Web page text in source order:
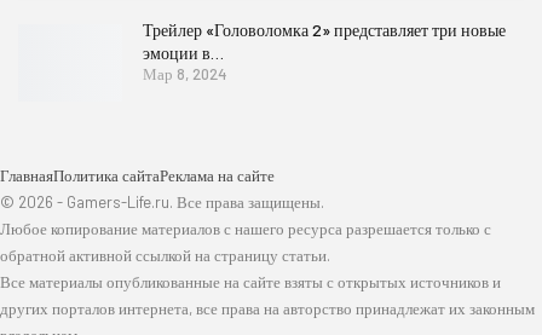
Трейлер «Головоломка 2» представляет три новые
эмоции в…
Мар 8, 2024
ГлавнаяПолитика сайтаРеклама на сайте
© 2026 - Gamers-Life.ru. Все права защищены.
Любое копирование материалов с нашего ресурса разрешается только с
обратной активной ссылкой на страницу статьи.
Все материалы опубликованные на сайте взяты с открытых источников и
других порталов интернета, все права на авторство принадлежат их законным